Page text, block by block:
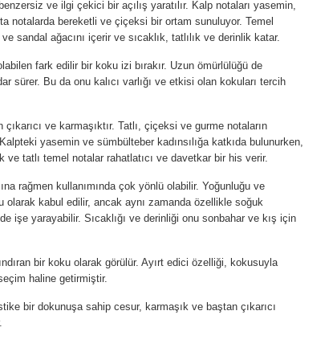
ve ilgi çekici bir açılış yaratılır. Kalp notaları yasemin,
notalarda bereketli ve çiçeksi bir ortam sunuluyor. Temel
sandal ağacını içerir ve sıcaklık, tatlılık ve derinlik katar.
fark edilir bir koku izi bırakır. Uzun ömürlülüğü de
sürer. Bu da onu kalıcı varlığı ve etkisi olan kokuları tercih
ve karmaşıktır. Tatlı, çiçeksi ve gurme notaların
yasemin ve sümbülteber kadınsılığa katkıda bulunurken,
tatlı temel notalar rahatlatıcı ve davetkar bir his verir.
rağmen kullanımında çok yönlü olabilir. Yoğunluğu ve
olarak kabul edilir, ancak aynı zamanda özellikle soğuk
işe yarayabilir. Sıcaklığı ve derinliği onu sonbahar ve kış için
bir koku olarak görülür. Ayırt edici özelliği, kokusuyla
haline getirmiştir.
bir dokunuşa sahip cesur, karmaşık ve baştan çıkarıcı